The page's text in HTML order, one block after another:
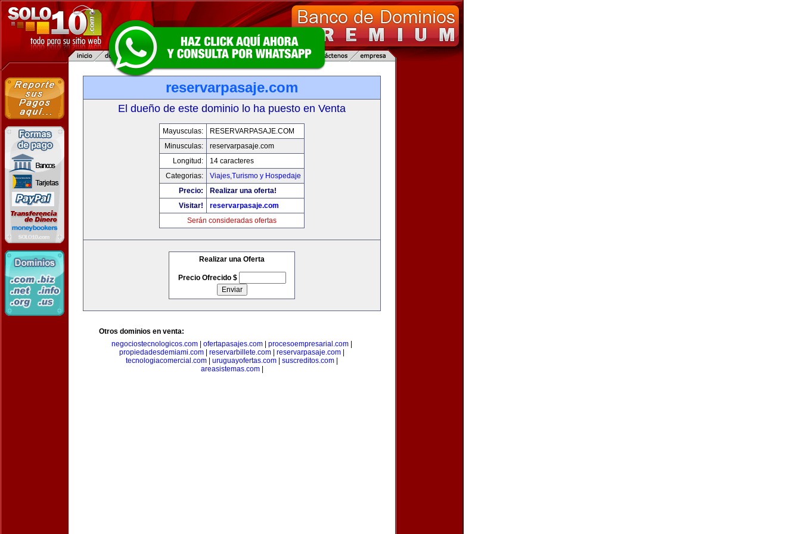
reservarpasaje.com
El dueño de este dominio lo ha puesto en Venta
Mayusculas:
RESERVARPASAJE.COM
Minusculas:
reservarpasaje.com
Longitud:
14 caracteres
Categorias:
Viajes,Turismo y Hospedaje
Precio:
Realizar una oferta!
Visitar!
reservarpasaje.com
Serán consideradas ofertas
Realizar una Oferta
Precio Ofrecido $
Otros dominios en venta:
negociostecnologicos.com
ofertapasajes.com procesoempresarial.com
propiedadesdemiami.com
reservarbillete.com reservarpasaje.com
tecnologiacomercial.com
uruguayofertas.com suscreditos.com
areasistemas.com|